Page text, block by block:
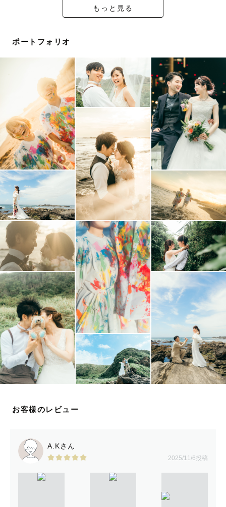
写真にこだわって撮影しております📸
基本的にご連絡いただければいつでも対応可能です。（撮
影可能日はカレンダーよりご確認ください🙇‍♂️）
遠方での撮影は別途交通費をいただければ対応可能です！
ご相談ください！
-----------------------------------------------------------
------
最後までご覧いただきありがとうございました！！
素敵な瞬間を一緒に残しましょう🌟
もっと見る
ポートフォリオ
お客様のレビュー
A.Kさん
2025/11/6投稿